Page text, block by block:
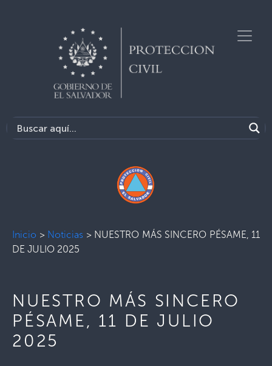
Inicio > Noticias > NUESTRO MÁS SINCERO PÉSAME, 11
DE JULIO 2025
NUESTRO MÁS SINCERO
PÉSAME, 11 DE JULIO
2025